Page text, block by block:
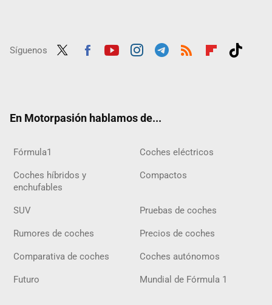
Síguenos
En Motorpasión hablamos de...
Fórmula1 Coches eléctricos
Coches híbridos y
enchufables
Compactos
SUV Pruebas de coches
Rumores de coches Precios de coches
Comparativa de coches Coches autónomos
Futuro Mundial de Fórmula 1